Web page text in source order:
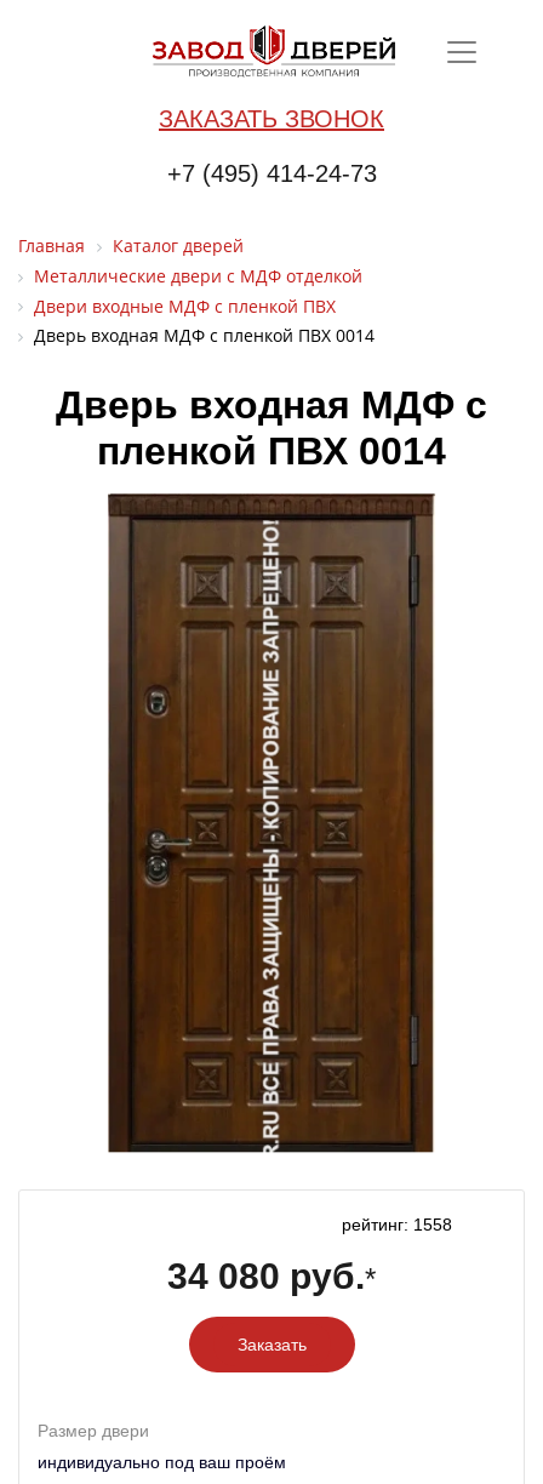
ЗАКАЗАТЬ ЗВОНОК
+7 (495) 414-24-73
Главная
Каталог дверей
Металлические двери с МДФ отделкой
Двери входные МДФ с пленкой ПВХ
Дверь входная МДФ с пленкой ПВХ 0014
Дверь входная МДФ с
пленкой ПВХ 0014
рейтинг: 1558
34 080 руб.*
Заказать
Размер двери
индивидуально под ваш проём